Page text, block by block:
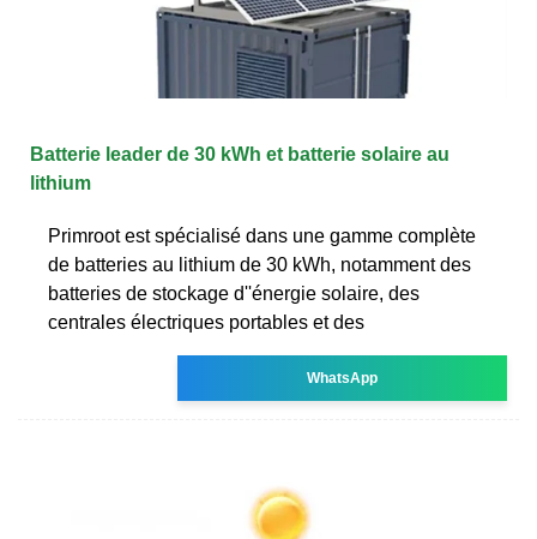
Batterie leader de 30 kWh et batterie solaire au
lithium
Primroot est spécialisé dans une gamme complète
de batteries au lithium de 30 kWh, notamment des
batteries de stockage d''énergie solaire, des
centrales électriques portables et des
WhatsApp